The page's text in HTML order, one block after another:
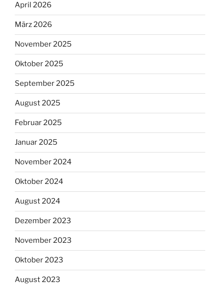
April 2026
März 2026
November 2025
Oktober 2025
September 2025
August 2025
Februar 2025
Januar 2025
November 2024
Oktober 2024
August 2024
Dezember 2023
November 2023
Oktober 2023
August 2023